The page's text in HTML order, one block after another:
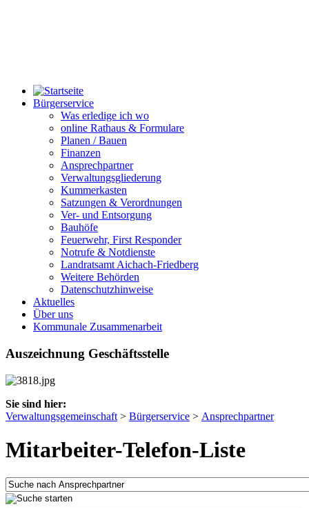
Bürgerservice
Was erledige ich wo
online Rathaus & Formulare
Planen / Bauen
Finanzen
Ansprechpartner
Verwaltungsgliederung
Kummerkasten
Satzungen & Verordnungen
Ver- und Entsorgung
Bauhöfe
Feuerwehr, First Responder
Notrufe & Notdienste
Landratsamt Aichach-Friedberg
Weitere Behörden
Datenschutzhinweise
Aktuelles
Über uns
Kommunale Zusammenarbeit
Auszeichnung Geschäftsstelle
Sie sind hier:
Verwaltungsgemeinschaft > Bürgerservice > Ansprechpartner
Mitarbeiter-Telefon-Liste